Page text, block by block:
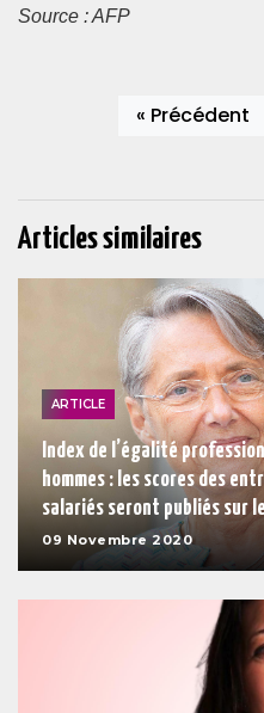
Source : AFP
« Précédent
Articles similaires
ARTICLE
Index de l’égalité
hommes : les scores des
salariés seront publiés sur
09 Novembre 2020